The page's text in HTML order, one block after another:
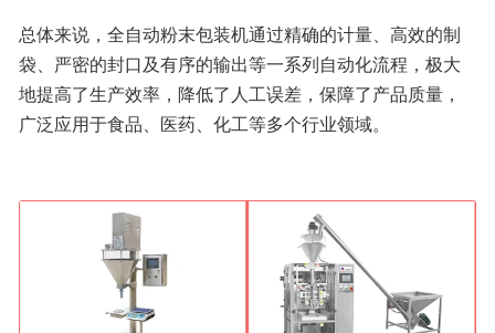
总体来说，全自动粉末包装机通过精确的计量、高效的制
袋、严密的封口及有序的输出等一系列自动化流程，极大
地提高了生产效率，降低了人工误差，保障了产品质量，
广泛应用于食品、医药、化工等多个行业领域。